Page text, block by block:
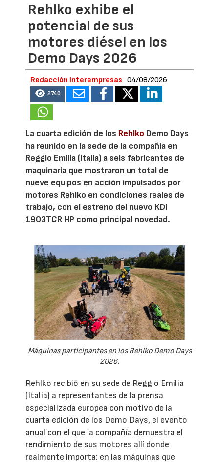
Rehlko exhibe el
potencial de sus
motores diésel en los
Demo Days 2026
Redacción Interempresas 04/08/2026
2740
La cuarta edición de los Rehlko Demo Days
ha reunido en la sede de la compañía en
Reggio Emilia (Italia) a seis fabricantes de
maquinaria que mostraron un total de
nueve equipos en acción impulsados por
motores Rehlko en condiciones reales de
trabajo, con el estreno del nuevo KDI
1903TCR HP como principal novedad.
Máquinas participantes en los Rehlko Demo Days
2026.
Rehlko recibió en su sede de Reggio Emilia
(Italia) a representantes de la prensa
especializada europea con motivo de la
cuarta edición de los Demo Days, el evento
anual con el que la compañía demuestra el
rendimiento de sus motores allí donde
realmente importa: en las máquinas que